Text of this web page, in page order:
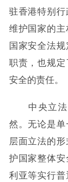
驻香港特别行
维护国家的主
国家安全法
职责，也规
安全的责任。
中央立法
然。无论是
层面立法的
护国家整体
利亚等实行